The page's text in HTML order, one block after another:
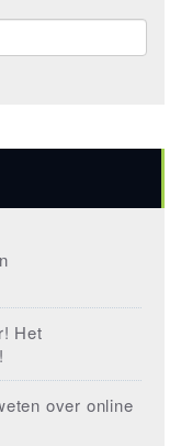
Het
over online